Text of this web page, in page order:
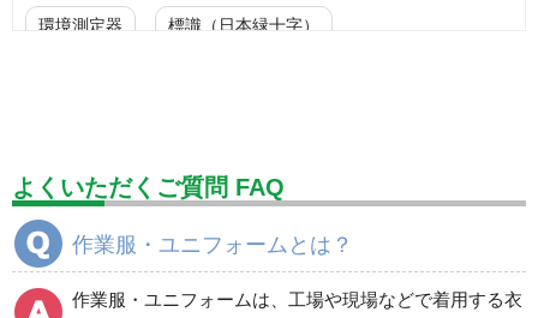
環境測定器 標識（日本緑十字）
設備用品・作業補助用品 工事作業用品
分煙対策機器
電気保守用品 ワイパー クリーンルーム対策用品
よくいただくご質問 FAQ
作業服・ユニフォームとは？
作業服・ユニフォームは、工場や現場などで着用する衣